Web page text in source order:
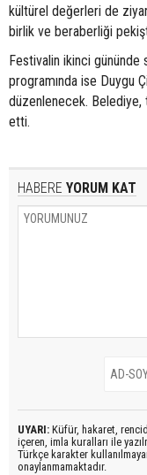
kültürel değerleri de
birlik ve beraberliği
Festivalin ikinci gününde
programında ise Duygu
düzenlenecek. Belediye,
etti.
HABERE YORUM KAT
UYARI: Küfür, hakaret,
içeren, imla kuralları ile
Türkçe karakter
onaylanmamaktadır.